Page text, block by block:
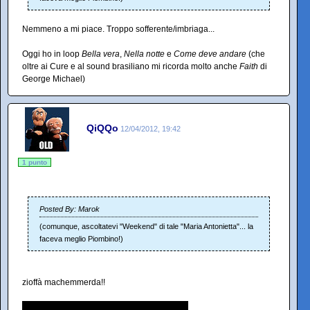
Nemmeno a mi piace. Troppo sofferente/imbriaga...
Oggi ho in loop Bella vera, Nella notte e Come deve andare (che
oltre ai Cure e al sound brasiliano mi ricorda molto anche Faith di
George Michael)
QiQQo 12/04/2012, 19:42
1 punto
Posted By: Marok
(comunque, ascoltatevi "Weekend" di tale "Maria Antonietta"... la
faceva meglio Piombino!)
zioffà machemmerda!!